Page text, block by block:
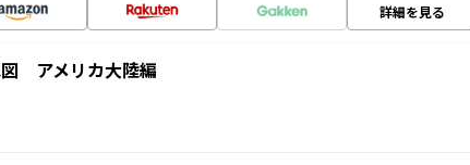
詳細を見る
アメリカ大陸編